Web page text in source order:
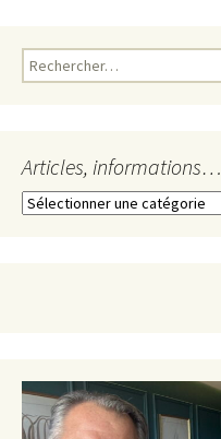
Rechercher :
Articles, informations…
Articles,